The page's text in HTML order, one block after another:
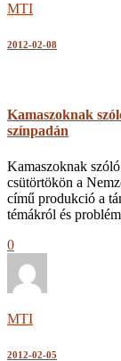
MTI
2012-02-08
Kamaszoknak
színpadán
Kamaszoknak
csütörtökön a
című produkció a
témákról és
0
MTI
2012-02-05